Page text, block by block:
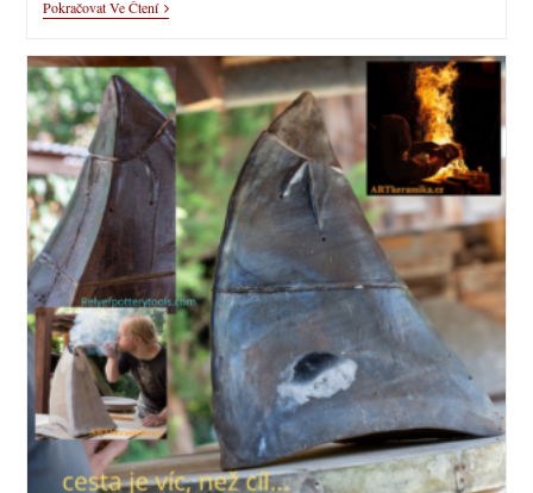
Pokračovat Ve Čtení